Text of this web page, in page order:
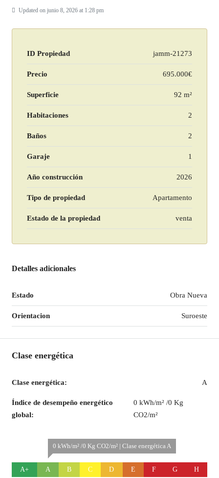
Updated on junio 8, 2026 at 1:28 pm
ID Propiedad jamm-21273
Precio 695.000€
Superficie 92 m²
Habitaciones 2
Baños 2
Garaje 1
Año construcción 2026
Tipo de propiedad Apartamento
Estado de la propiedad venta
Detalles adicionales
Estado Obra Nueva
Orientacion Suroeste
Clase energética
Clase energética: A
Índice de desempeño energético
global:
0 kWh/m² /0 Kg
CO2/m²
A+
0 kWh/m² /0 Kg CO2/m² | Clase energética A
A B C D E F G H